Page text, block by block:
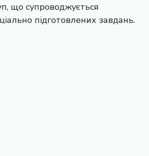
що супроводжується
підготовлених завдань.